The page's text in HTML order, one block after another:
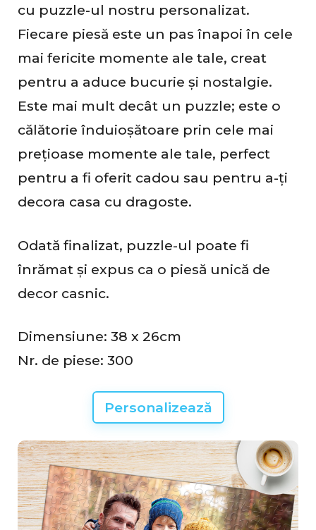
i
b
e
R
e
n
z
i
i
cu puzzle-ul nostru personalizat.
Fiecare piesă este un pas înapoi în cele
mai fericite momente ale tale, creat
pentru a aduce bucurie și nostalgie.
Este mai mult decât un puzzle; este o
călătorie înduioșătoare prin cele mai
prețioase momente ale tale, perfect
pentru a fi oferit cadou sau pentru a-ți
decora casa cu dragoste.
Odată finalizat, puzzle-ul poate fi
înrămat și expus ca o piesă unică de
decor casnic.
Dimensiune: 38 x 26cm
Nr. de piese: 300
Personalizează